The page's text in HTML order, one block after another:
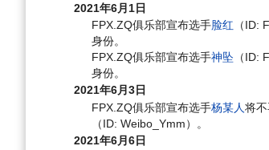
2021年6月1日
FPX.ZQ俱乐部宣布选手脸红 （ID:
身份。
FPX.ZQ俱乐部宣布选手神坠 （ID:
身份。
2021年6月3日
FPX.ZQ俱乐部宣布选手杨某人将
（ID: Weibo_Ymm）。
2021年6月6日